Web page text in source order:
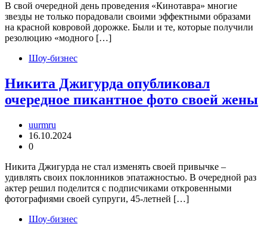
В свой очередной день проведения «Кинотавра» многие
звезды не только порадовали своими эффектными образами
на красной ковровой дорожке. Были и те, которые получили
резолюцию «модного […]
Шоу-бизнес
Никита Джигурда опубликовал
очередное пикантное фото своей жены
uurmru
16.10.2024
0
Никита Джигурда не стал изменять своей привычке –
удивлять своих поклонников эпатажностью. В очередной раз
актер решил поделится с подписчиками откровенными
фотографиями своей супруги, 45-летней […]
Шоу-бизнес